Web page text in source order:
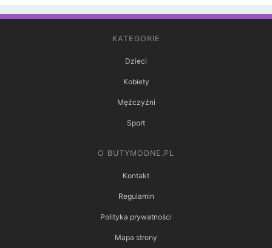
KATEGORIE
Dzieci
Kobiety
Mężczyźni
Sport
O BUTYMODNE.PL
Kontakt
Regulamin
Polityka prywatności
Mapa strony